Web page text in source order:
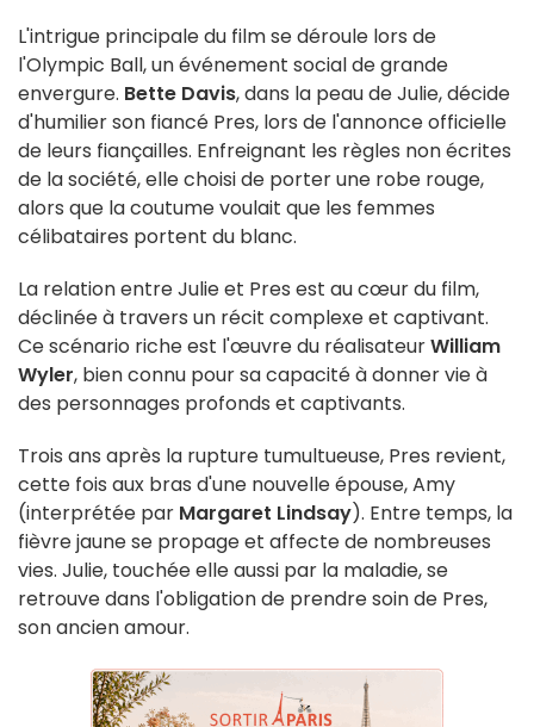
L'intrigue principale du film se déroule lors de
l'Olympic Ball, un événement social de grande
envergure. Bette Davis, dans la peau de Julie, décide
d'humilier son fiancé Pres, lors de l'annonce officielle
de leurs fiançailles. Enfreignant les règles non écrites
de la société, elle choisi de porter une robe rouge,
alors que la coutume voulait que les femmes
célibataires portent du blanc.
La relation entre Julie et Pres est au cœur du film,
déclinée à travers un récit complexe et captivant.
Ce scénario riche est l'œuvre du réalisateurWilliam
Wyler, bien connu pour sa capacité à donner vie à
des personnages profonds et captivants.
Trois ans après la rupture tumultueuse, Pres revient,
cette fois aux bras d'une nouvelle épouse, Amy
(interprétée par Margaret Lindsay). Entre temps, la
fièvre jaune se propage et affecte de nombreuses
vies. Julie, touchée elle aussi par la maladie, se
retrouve dans l'obligation de prendre soin de Pres,
son ancien amour.